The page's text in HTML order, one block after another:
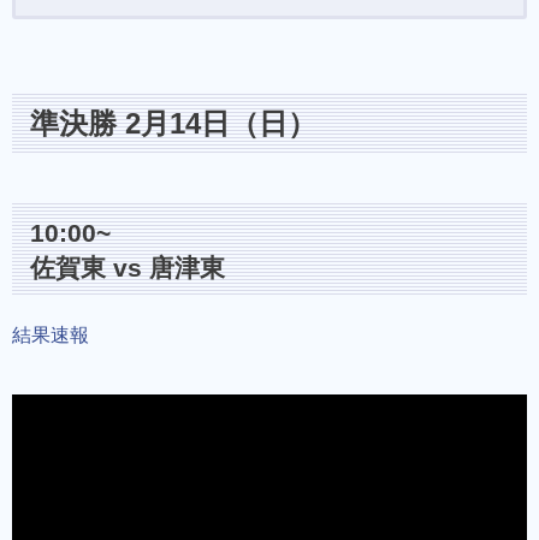
準決勝 2月14日（日）
10:00~
佐賀東 vs 唐津東
結果速報